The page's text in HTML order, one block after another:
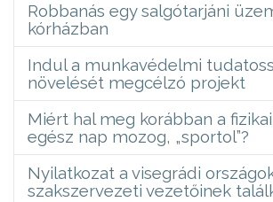
Robbanás egy salgótarjáni
kórházban
Indul a munkavédelmi
növelését megcélzó projekt
Miért hal meg korábban a
egész nap mozog, „sportol”?
Nyilatkozat a visegrádi
szakszervezeti vezetőinek